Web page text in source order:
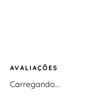
AVALIAÇÕES
Carregando…